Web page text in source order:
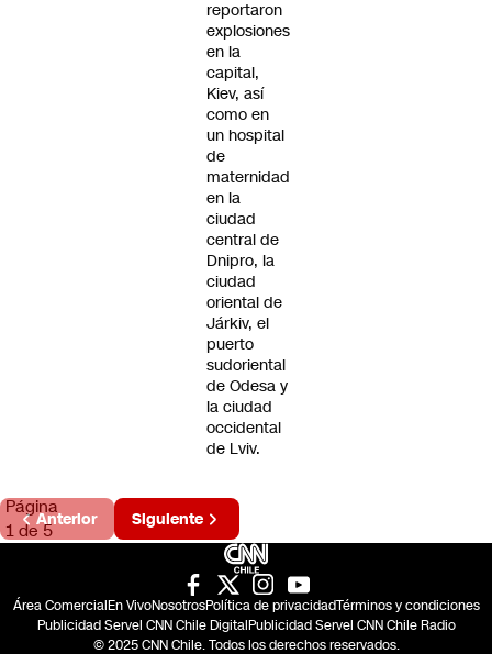
reportaron
explosiones
en la
capital,
Kiev, así
como en
un hospital
de
maternidad
en la
ciudad
central de
Dnipro, la
ciudad
oriental de
Járkiv, el
puerto
sudoriental
de Odesa y
la ciudad
occidental
de Lviv.
Página
1 de 5
Anterior Siguiente
Área ComercialEn VivoNosotrosPolítica de privacidadTérminos y condiciones
Publicidad Servel CNN Chile DigitalPublicidad Servel CNN Chile Radio
© 2025 CNN Chile. Todos los derechos reservados.